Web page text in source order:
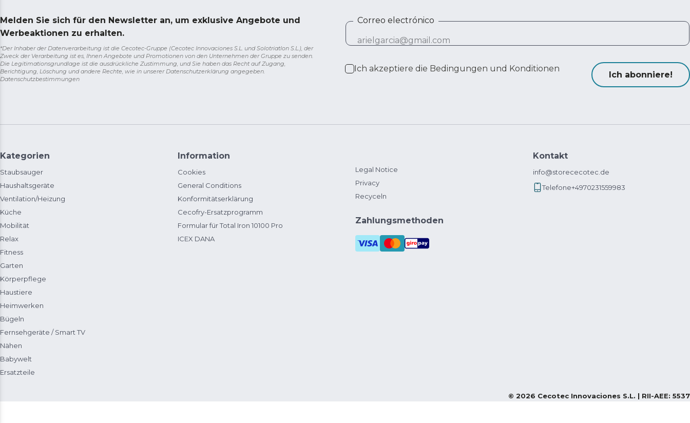
Melden Sie sich für den Newsletter an, um exklusive Angebote und
Werbeaktionen zu erhalten.
*Der Inhaber der Datenverarbeitung ist die Cecotec-Gruppe (Cecotec Innovaciones S.L. und Solotriatlon S.L.), der
Zweck der Verarbeitung ist es, Ihnen Angebote und Promotionen von den Unternehmen der Gruppe zu senden.
Die Legitimationsgrundlage ist die ausdrückliche Zustimmung, und Sie haben das Recht auf Zugang,
Berichtigung, Löschung und andere Rechte, wie in unserer Datenschutzerklärung angegeben.
Datenschutzbestimmungen
Correo electrónico
Ich akzeptiere die Bedingungen und Konditionen
Ich abonniere!
Kategorien
Staubsauger
Haushaltsgeräte
Ventilation/Heizung
Küche
Mobilität
Relax
Fitness
Garten
Körperpflege
Haustiere
Heimwerken
Bügeln
Fernsehgeräte / Smart TV
Nähen
Babywelt
Ersatzteile
Information
Cookies
General Conditions
Konformitätserklärung
Cecofry-Ersatzprogramm
Formular für Total Iron 10100 Pro
ICEX DANA
Legal Notice
Privacy
Recyceln
Zahlungsmethoden
Kontakt
info@storececotec.de
Telefone+4970231559983
© 2026 Cecotec Innovaciones S.L. | RII-AEE: 5537